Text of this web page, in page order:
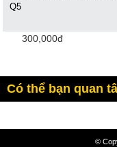
Q5
300,000đ
Có thể bạn quan
©